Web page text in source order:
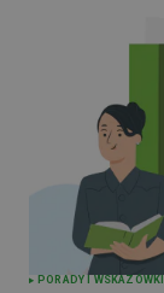
PORADY I WSKAZÓWKI